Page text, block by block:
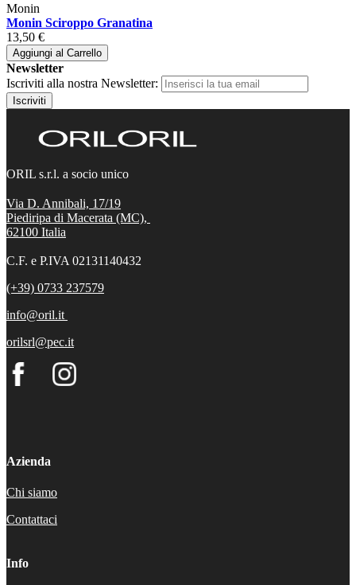
Monin
Monin Sciroppo Granatina
13,50 €
Aggiungi al Carrello
Newsletter
Iscriviti alla nostra Newsletter:
Iscriviti
ORIL s.r.l. a socio unico
Via D. Annibali, 17/19
Piediripa di Macerata (MC),
62100 Italia
C.F. e P.IVA 02131140432
(+39) 0733 237579
info@oril.it
orilsrl@pec.it
Azienda
Chi siamo
Contattaci
Info